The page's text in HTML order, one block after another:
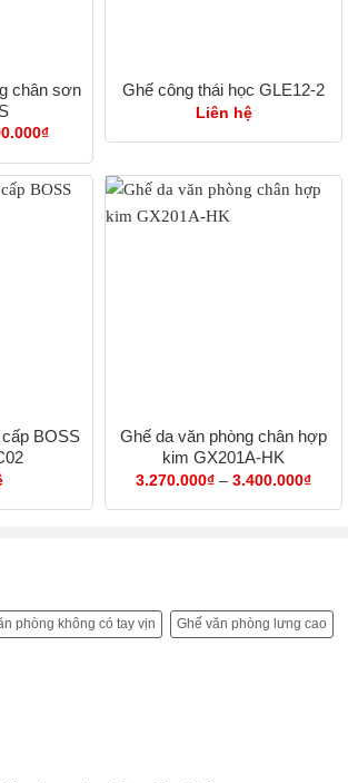
chân sơn
₫Khoảng
từ
590.000₫
đến
Ghế công thái học GLE12-2
Liên hệ
BOSS
Ghế da văn phòng chân hợp
kim GX201A-HK
3.270.000₫ – 3.400.000₫
từ
phòng không có tay vịn Ghế văn phòng lưng cao